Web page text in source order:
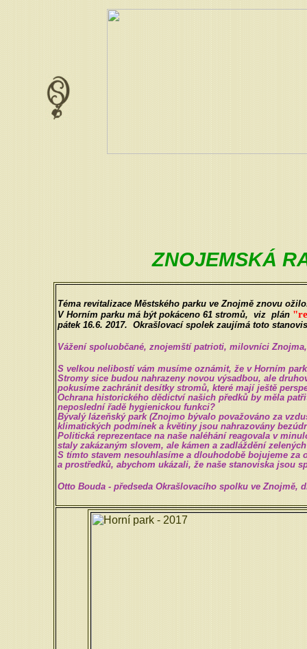
ZNOJEMSKÁ
Téma revitalizace Městského parku ve Znojmě znovu
V Horním parku má být pokáceno 61 stromů, viz plán "
pátek 16.6. 2017. Okrašlovací spolek zaujímá toto
Vážení spoluobčané, znojemští patrioti, milovníci Znojma,
S velkou nelibostí vám musíme oznámit, že v Horním
Stromy sice budou nahrazeny novou výsadbou, ale
pokusíme zachránit desítky stromů, které mají ještě
Ochrana historického dědictví našich předků by měla
neposlední řadě hygienickou funkci?
Bývalý lázeňský park (Znojmo bývalo považováno za
klimatických podmínek a květiny jsou nahrazovány
Politická reprezentace na naše naléhání reagovala v
staly zakázaným slovem, ale kámen a zadláždění
S tímto stavem nesouhlasíme a dlouhodobě bojujeme za
a prostředků, abychom ukázali, že naše stanoviska jsou
Otto Bouda - předseda Okrašlovacího spolku ve Znojmě,